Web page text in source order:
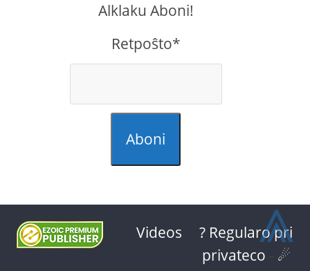
Alklaku Aboni!
Retpoŝto*
Aboni
Videos
? Regularo pri
privateco
☄
⩓